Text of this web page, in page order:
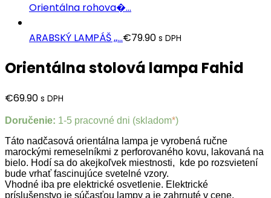
Orientálna rohova�...
ARABSKÝ LAMPÁŠ ,,...€79.90 s DPH
Orientálna stolová lampa Fahid
€69.90 s DPH
Doručenie: 1-5 pracovné dni (skladom*)
Táto nadčasová orientálna lampa je vyrobená ručne
marockými remeselníkmi z perforovaného kovu, lakovaná na
bielo. Hodí sa do akejkoľvek miestnosti, kde po rozsvietení
bude vrhať fascinujúce svetelné vzory.
Vhodné iba pre elektrické osvetlenie. Elektrické
príslušenstvo je súčasťou lampy a je zahrnuté v cene.